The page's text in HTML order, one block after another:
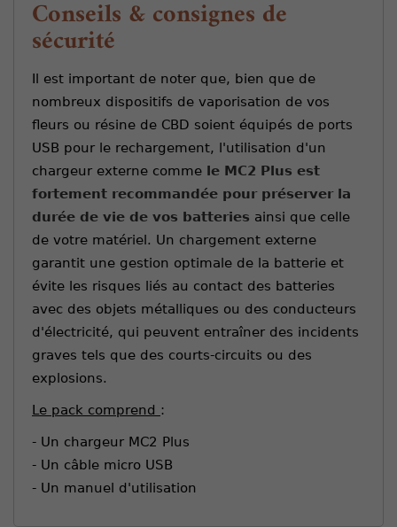
Conseils & consignes de
sécurité
Il est important de noter que, bien que de
nombreux dispositifs de vaporisation de vos
fleurs ou résine de CBD soient équipés de ports
USB pour le rechargement, l'utilisation d'un
chargeur externe comme le MC2 Plus est
fortement recommandée pour préserver la
durée de vie de vos batteries ainsi que celle
de votre matériel. Un chargement externe
garantit une gestion optimale de la batterie et
évite les risques liés au contact des batteries
avec des objets métalliques ou des conducteurs
d'électricité, qui peuvent entraîner des incidents
graves tels que des courts-circuits ou des
explosions.
Le pack comprend :
- Un chargeur MC2 Plus
- Un câble micro USB
- Un manuel d'utilisation